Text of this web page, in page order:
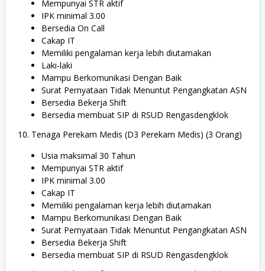
Mempunyai STR aktif
IPK minimal 3.00
Bersedia On Call
Cakap IT
Memiliki pengalaman kerja lebih diutamakan
Laki-laki
Mampu Berkomunikasi Dengan Baik
Surat Pernyataan Tidak Menuntut Pengangkatan ASN
Bersedia Bekerja Shift
Bersedia membuat SIP di RSUD Rengasdengklok
10. Tenaga Perekam Medis (D3 Perekam Medis) (3 Orang)
Usia maksimal 30 Tahun
Mempunyai STR aktif
IPK minimal 3.00
Cakap IT
Memiliki pengalaman kerja lebih diutamakan
Mampu Berkomunikasi Dengan Baik
Surat Pernyataan Tidak Menuntut Pengangkatan ASN
Bersedia Bekerja Shift
Bersedia membuat SIP di RSUD Rengasdengklok